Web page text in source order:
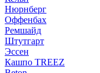
Нюрнберг
Оффенбах
Ремшайд
Штутгарт
Эссен
Кашпо TREEZ